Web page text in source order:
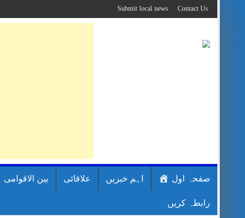
to
content
Contact Us
Submit local news
صفحہ اول اہم خبریں علاقائی بین الاقوامی
رابطہ کریں